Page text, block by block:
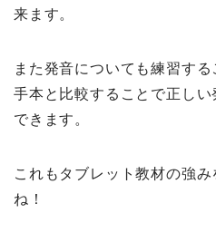
来ます。
また発音についても練習す
手本と比較することで正し
できます。
これもタブレット教材の強
ね！